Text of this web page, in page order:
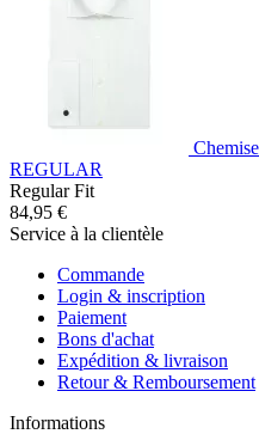
REGULAR
Regular Fit
84,95 €
Service à la clientèle
Commande
Login & inscription
Paiement
Bons d'achat
Expédition & livraison
Retour & Remboursement
Informations